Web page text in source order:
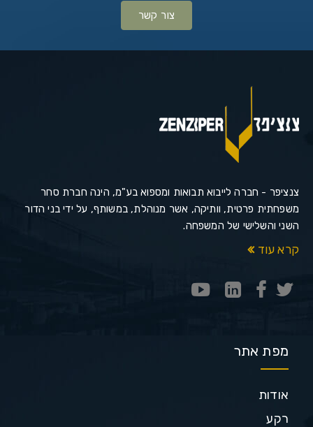
צור קשר
צנציפר - חברה לייבוא תבואות ומספוא בע"מ, הינה חברת סחר
משפחתית פרטית, וותיקה, אשר מנוהלת, במשותף, על ידי בני הדור
השני והשלישי של המשפחה.
קרא עוד
מפת אתר
אודות
רקע